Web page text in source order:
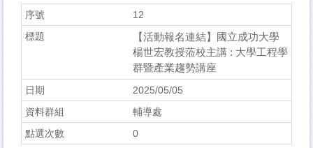
12
【活動報名連結】國立成功大學
楊世宏教授蒞校主講 : 大學工程學
群暨產業趨勢講座
2025/05/05
輔導處
0